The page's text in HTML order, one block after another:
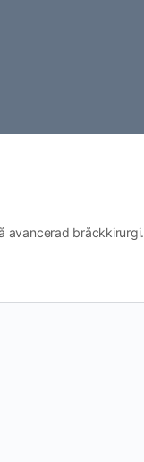
avancerad bråckkirurgi.